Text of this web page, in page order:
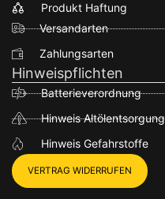
Produkt Haftung
Versandarten
Zahlungsarten
Hinweispflichten
Batterieverordnung
Hinweis Altölentsorgung
Hinweis Gefahrstoffe
VERTRAG WIDERRUFEN